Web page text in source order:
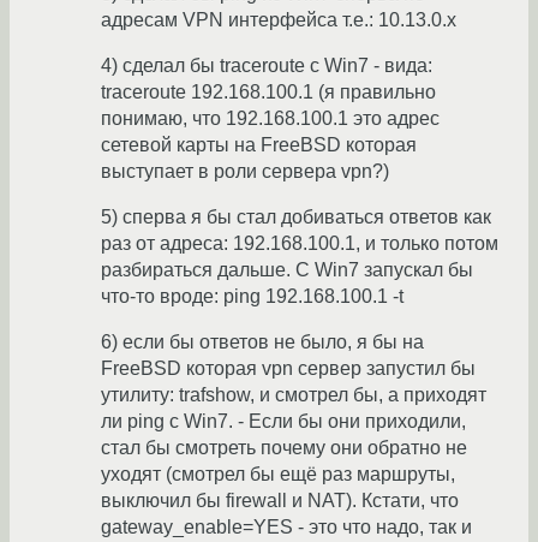
адресам VPN интерфейса т.е.: 10.13.0.x
4) сделал бы traceroute с Win7 - вида:
traceroute 192.168.100.1 (я правильно
понимаю, что 192.168.100.1 это адрес
сетевой карты на FreeBSD которая
выступает в роли сервера vpn?)
5) сперва я бы стал добиваться ответов как
раз от адреса: 192.168.100.1, и только потом
разбираться дальше. С Win7 запускал бы
что-то вроде: ping 192.168.100.1 -t
6) если бы ответов не было, я бы на
FreeBSD которая vpn сервер запустил бы
утилиту: trafshow, и смотрел бы, а приходят
ли ping с Win7. - Если бы они приходили,
стал бы смотреть почему они обратно не
уходят (смотрел бы ещё раз маршруты,
выключил бы firewall и NAT). Кстати, что
gateway_enable=YES - это что надо, так и